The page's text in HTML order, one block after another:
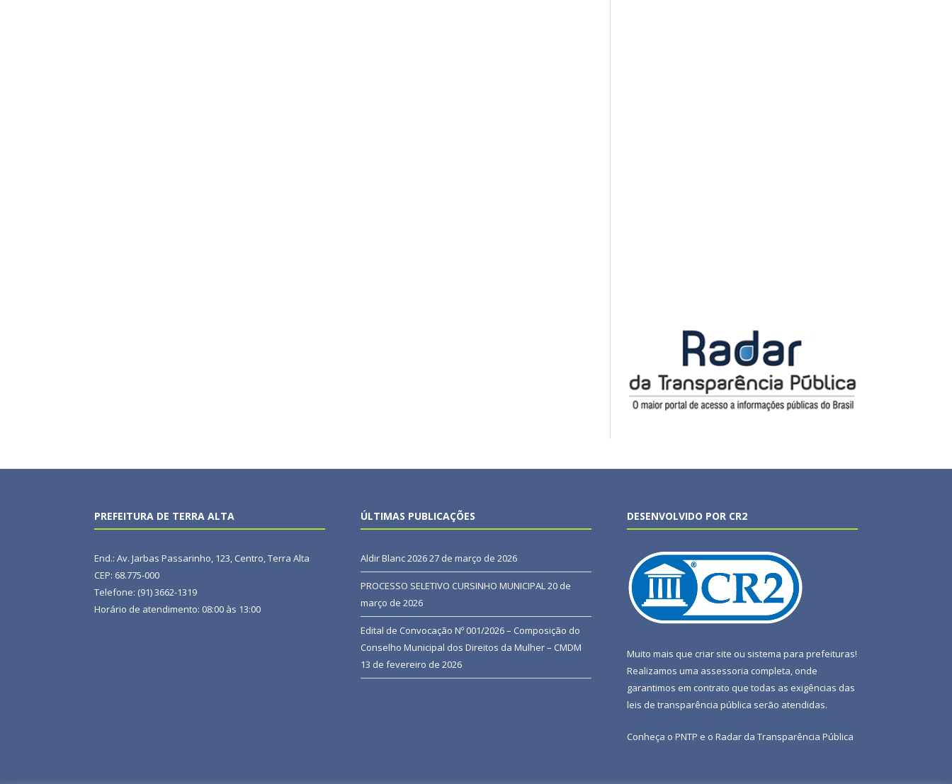
PREFEITURA DE TERRA ALTA
End.: Av. Jarbas Passarinho, 123, Centro, Terra Alta
CEP: 68.775-000
Telefone: (91) 3662-1319
Horário de atendimento: 08:00 às 13:00
ÚLTIMAS PUBLICAÇÕES
Aldir Blanc 202627 de março de 2026
PROCESSO SELETIVO CURSINHO MUNICIPAL20 de
março de 2026
Edital de Convocação Nº 001/2026 – Composição do
Conselho Municipal dos Direitos da Mulher – CMDM
13 de fevereiro de 2026
DESENVOLVIDO POR CR2
Muito mais que criar site ou sistema para prefeituras!
Realizamos uma assessoria completa, onde
garantimos em contrato que todas as exigências das
leis de transparência pública serão atendidas.
Conheça o PNTP e o Radar da Transparência Pública